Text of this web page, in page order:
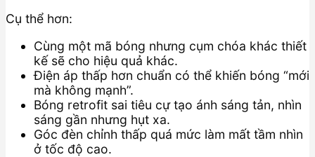
Cụ thể hơn:
Cùng một mã bóng nhưng cụm chóa khác thiết
kế sẽ cho hiệu quả khác.
Điện áp thấp hơn chuẩn có thể khiến bóng “mới
mà không mạnh”.
Bóng retrofit sai tiêu cự tạo ánh sáng tản, nhìn
sáng gần nhưng hụt xa.
Góc đèn chỉnh thấp quá mức làm mất tầm nhìn
ở tốc độ cao.